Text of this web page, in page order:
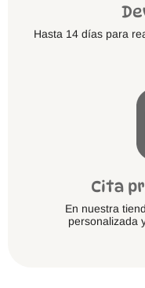
Hasta 14 días para
Cita
En nuestra
personalizada